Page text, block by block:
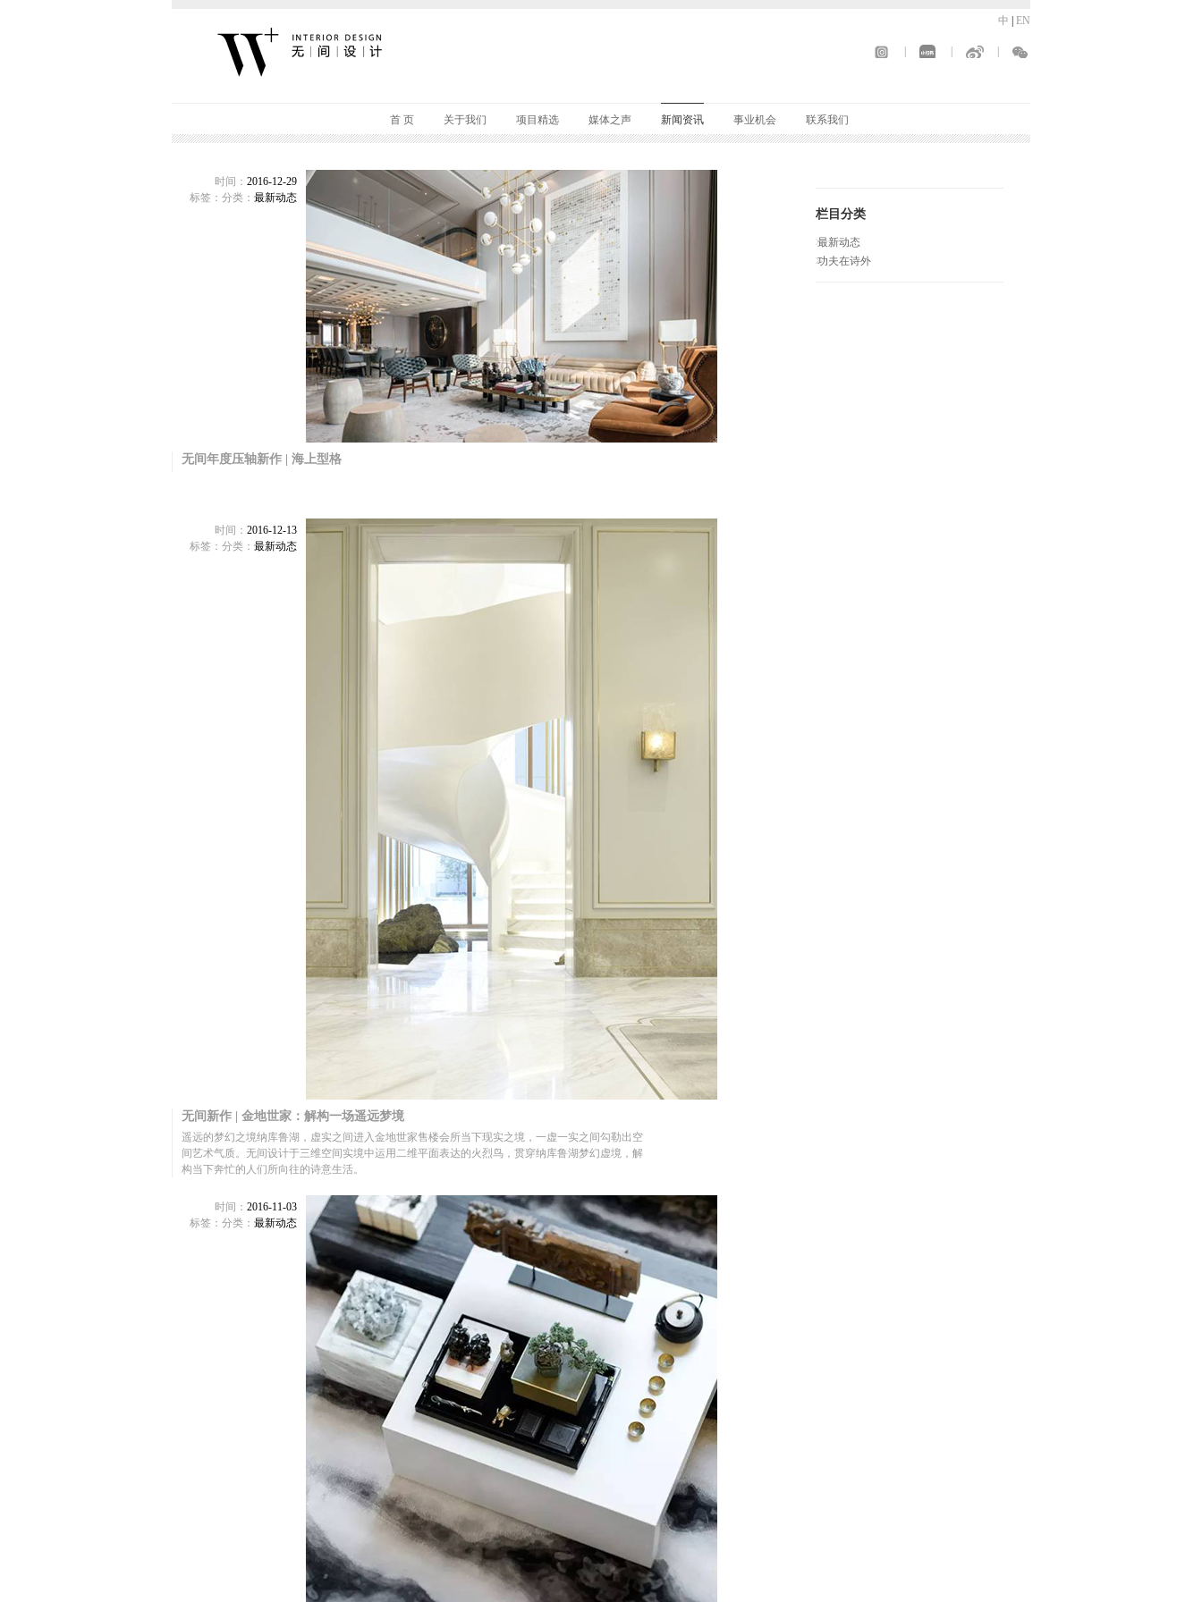
中 EN
首 页 关于我们 项目精选 媒体之声 新闻资讯 事业机会 联系我们
时间： 2016-12-29
分类： 最新动态
标签：
无间年度压轴新作 | 海上型格
时间： 2016-12-13
分类： 最新动态
标签：
无间新作 | 金地世家：解构一场遥远梦境
遥远的梦幻之境纳库鲁湖，虚实之间进入金地世家售楼会所当下现实之境，一虚一实之间勾勒出空
间艺术气质。无间设计于三维空间实境中运用二维平面表达的火烈鸟，贯穿纳库鲁湖梦幻虚境，解
构当下奔忙的人们所向往的诗意生活。
时间： 2016-11-03
分类： 最新动态
标签：
栏目分类
最新动态
功夫在诗外